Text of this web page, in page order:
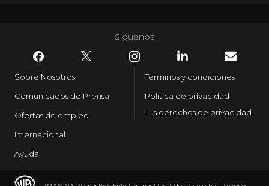
Síguenos
Sobre Nosotros
Comunicados de Prensa
Ofertas de empleo
Internacional
Ayuda
Términos y condiciones
Política de privacidad
Tus derechos de privacidad